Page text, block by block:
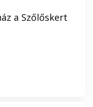
a Szőlőskert